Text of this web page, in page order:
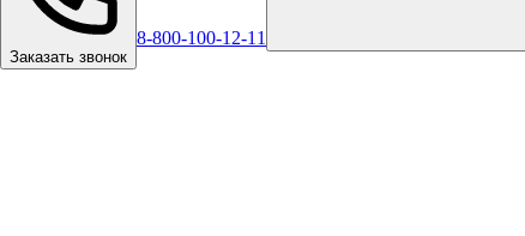
Заказать звонок
8-800-100-12-11